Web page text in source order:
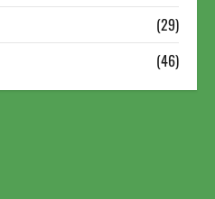
(29)
(46)